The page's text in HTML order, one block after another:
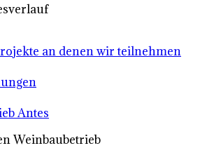
an denen wir teilnehmen
Antes
Weinbaubetrieb